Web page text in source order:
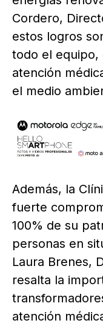
Cordero,
estos logros
todo el
atención
el medio
Además, la
fuerte
100% de su
personas en
Laura Brenes,
resalta la
atención